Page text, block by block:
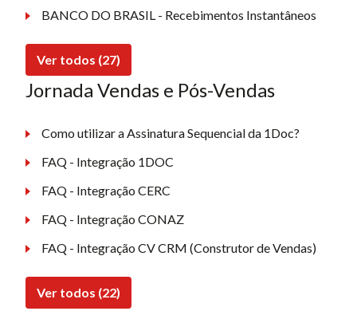
BANCO DO BRASIL - Recebimentos Instantâneos
Ver todos (27)
Jornada Vendas e Pós-Vendas
Como utilizar a Assinatura Sequencial da 1Doc?
FAQ - Integração 1DOC
FAQ - Integração CERC
FAQ - Integração CONAZ
FAQ - Integração CV CRM (Construtor de Vendas)
Ver todos (22)